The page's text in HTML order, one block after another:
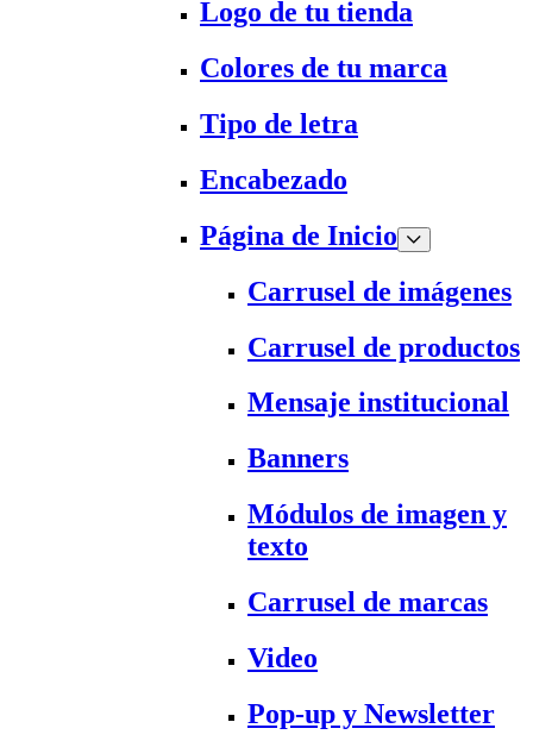
Logo de tu tienda
Colores de tu marca
Tipo de letra
Encabezado
Página de Inicio
Carrusel de imágenes
Carrusel de productos
Mensaje institucional
Banners
Módulos de imagen y
texto
Carrusel de marcas
Video
Pop-up y Newsletter